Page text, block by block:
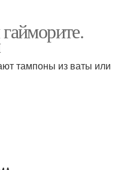
тампоны из ваты или